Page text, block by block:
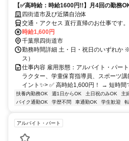
【✅高時給：時給1600円!!】月4回の勤務
四街道市及び近隣自治体
交通・アクセス 直行直帰のお仕事です。
時給1,600円
千葉県四街道市
勤務時間詳細 土・日・祝日のいずれか
ス）
仕事内容 雇用形態：アルバイト・パー
ラクター、学童保育指導員、スポーツ
イント✨> ✅ 高時給1,600円！ → 短時間
扶養内勤務OK 週1日からOK 土日祝のみOK 主
バイク通勤OK
学歴不問 車通勤OK 学生歓迎
アルバイト・パート